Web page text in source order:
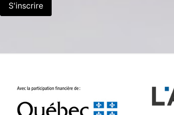
S'inscrire